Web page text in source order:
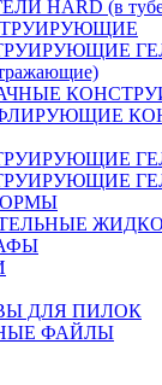
HARD (в
ДЛЯ ПИЛОК
ФАЙЛЫ